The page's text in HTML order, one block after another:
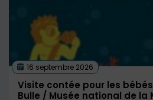
16 septembre 2026
Visite contée pour les
Bulle / Musée national de la